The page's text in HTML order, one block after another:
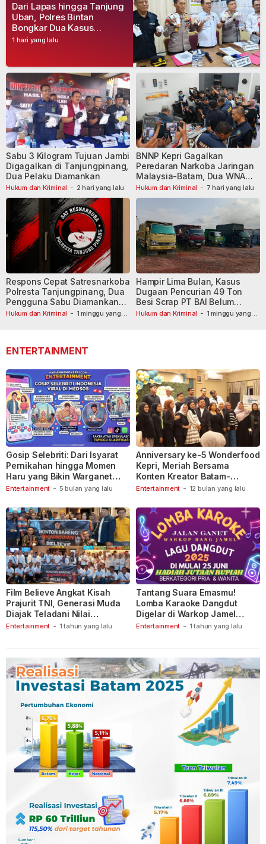
1 hari yang lalu
Dari Lapas hingga Tanjung
Uban, Polres Bintan
Bongkar Dua Kasus
Narkoba, Empat Tersangka
Hukum dan Kriminal - 2 hari yang lalu
Sabu 3 Kilogram Tujuan Jambi
Digagalkan di Tanjungpinang,
Dua Pelaku Diamankan
Hukum dan Kriminal - 7 hari yang lalu
BNNP Kepri Gagalkan
Peredaran Narkoba Jaringan
Malaysia-Batam, Dua WNA
Masih Diburu
Hukum dan Kriminal - 1 minggu yang
Respons Cepat Satresnarkoba
Polresta Tanjungpinang, Dua
Pengguna Sabu Diamankan
Usai Dilaporkan ke Call Center
Hukum dan Kriminal - 1 minggu yang
Hampir Lima Bulan, Kasus
Dugaan Pencurian 49 Ton
Besi Scrap PT BAI Belum
Tetapkan Tersangka
ENTERTAINMENT
Entertainment - 5 bulan yang lalu
Gosip Selebriti: Dari Isyarat
Pernikahan hingga Momen
Haru yang Bikin Warganet
Berspekulasi
Entertainment - 12 bulan yang lalu
Anniversary ke-5 Wonderfood
Kepri, Meriah Bersama
Konten Kreator Batam-
Tanjungpinang
Entertainment - 1 tahun yang lalu
Film Believe Angkat Kisah
Prajurit TNI, Generasi Muda
Diajak Teladani Nilai
Keberanian
Entertainment - 1 tahun yang lalu
Tantang Suara Emasmu!
Lomba Karaoke Dangdut
Digelar di Warkop Jamel
Ganet